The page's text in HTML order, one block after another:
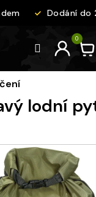
Dodání do
lodní